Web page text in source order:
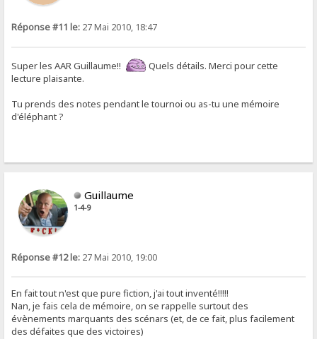
Réponse #11 le: 27 Mai 2010, 18:47
Super les AAR Guillaume!!
Quels détails. Merci pour cette
lecture plaisante.
Tu prends des notes pendant le tournoi ou as-tu une mémoire
d'éléphant ?
Guillaume
1-4-9
Réponse #12 le: 27 Mai 2010, 19:00
En fait tout n'est que pure fiction, j'ai tout inventé!!!!!
Nan, je fais cela de mémoire, on se rappelle surtout des
évènements marquants des scénars (et, de ce fait, plus facilement
des défaites que des victoires)